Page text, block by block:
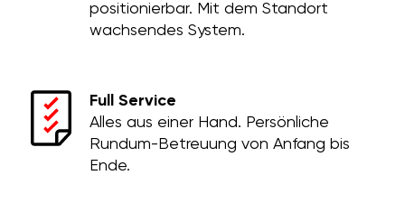
positionierbar. Mit dem Standort
wachsendes System.
Full Service
Alles aus einer Hand. Persönliche
Rundum-Betreuung von Anfang bis
Ende.